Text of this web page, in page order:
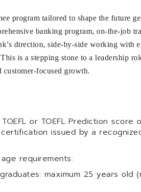
program tailored to shape the future
banking program, on-the-job
direction, side-by-side working with
is a stepping stone to a leadership
focused growth.
TOEFL or TOEFL Prediction
issued by a
requirements:
maximum 25 years